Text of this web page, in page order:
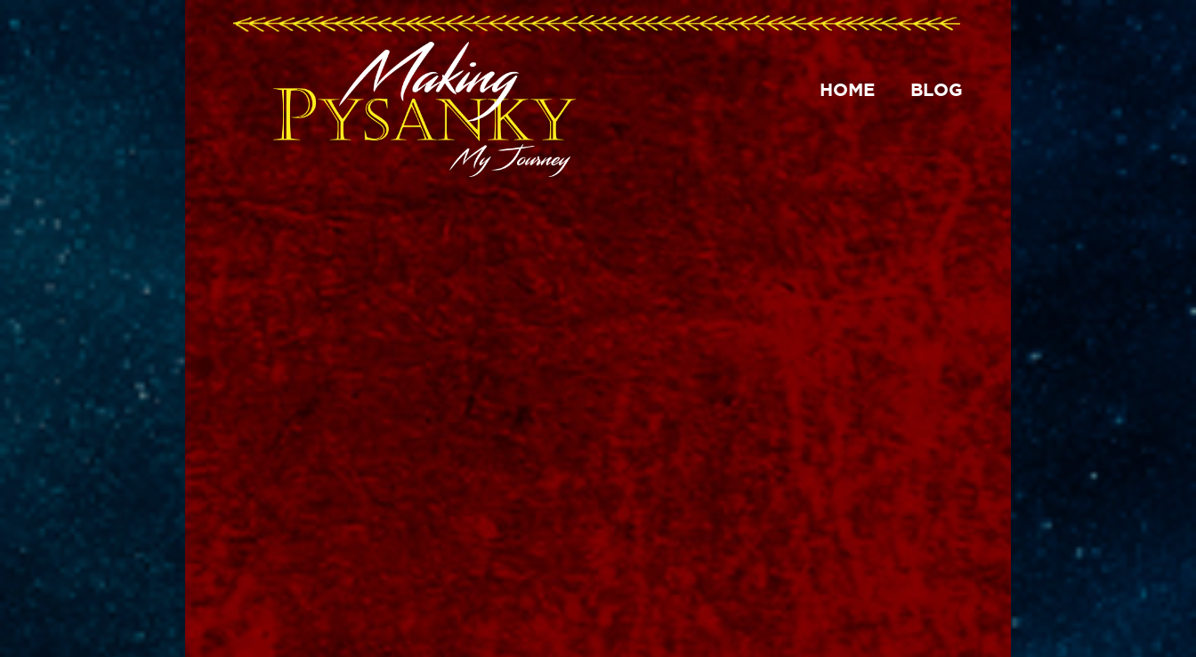
HOME BLOG